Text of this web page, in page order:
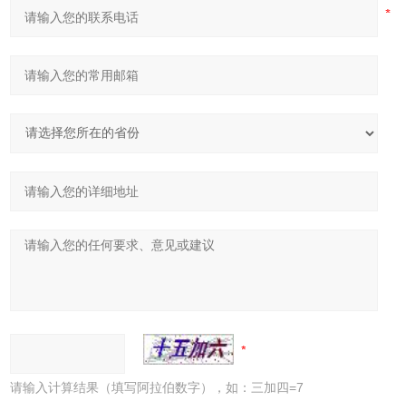
请输入计算结果（填写阿拉伯数字），如：三加四=7